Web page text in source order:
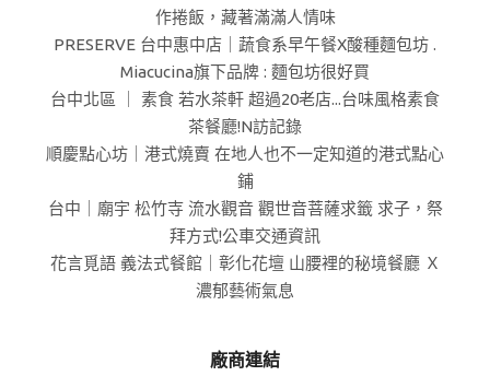
作捲飯，藏著滿滿人情味
PRESERVE 台中惠中店｜蔬食系早午餐X酸種麵包坊 .
Miacucina旗下品牌 : 麵包坊很好買
台中北區 ｜ 素食 若水茶軒 超過20老店...台味風格素食
茶餐廳!N訪記錄
順慶點心坊｜港式燒賣 在地人也不一定知道的港式點心
鋪
台中｜廟宇 松竹寺 流水觀音 觀世音菩薩求籤 求子，祭
拜方式!公車交通資訊
花言覓語 義法式餐館｜彰化花壇 山腰裡的秘境餐廳 Ｘ
濃郁藝術氣息
廠商連結